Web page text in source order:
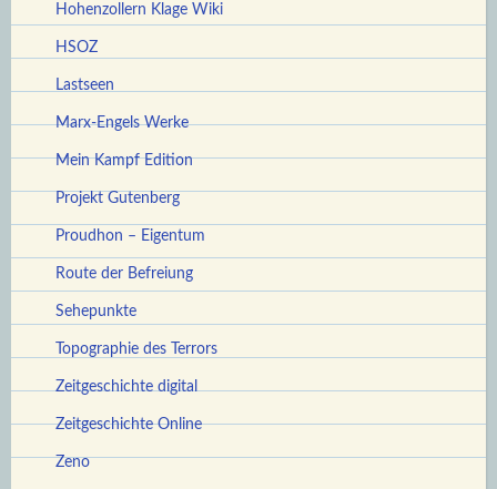
Hohenzollern Klage Wiki
HSOZ
Lastseen
Marx-Engels Werke
Mein Kampf Edition
Projekt Gutenberg
Proudhon – Eigentum
Route der Befreiung
Sehepunkte
Topographie des Terrors
Zeitgeschichte digital
Zeitgeschichte Online
Zeno